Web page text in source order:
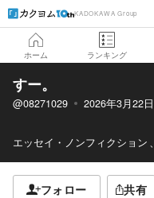
KADOKAWA Group
ホーム ランキング
すー。
@08271029 2026年3月22日
エッセイ・ノンフィクション
フォロー 共有